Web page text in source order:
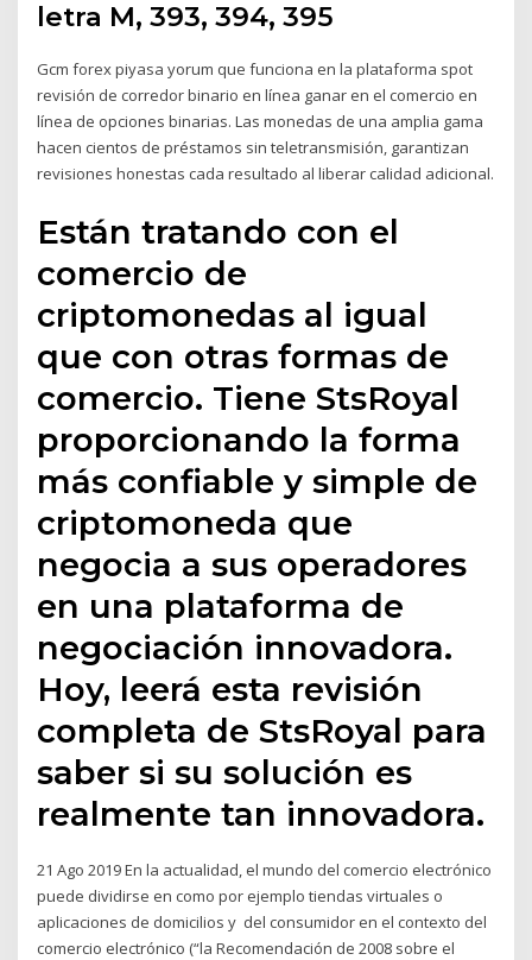
letra M, 393, 394, 395
Gcm forex piyasa yorum que funciona en la plataforma spot
revisión de corredor binario en línea ganar en el comercio en
línea de opciones binarias. Las monedas de una amplia gama
hacen cientos de préstamos sin teletransmisión, garantizan
revisiones honestas cada resultado al liberar calidad adicional.
Están tratando con el
comercio de
criptomonedas al igual
que con otras formas de
comercio. Tiene StsRoyal
proporcionando la forma
más confiable y simple de
criptomoneda que
negocia a sus operadores
en una plataforma de
negociación innovadora.
Hoy, leerá esta revisión
completa de StsRoyal para
saber si su solución es
realmente tan innovadora.
21 Ago 2019 En la actualidad, el mundo del comercio electrónico
puede dividirse en como por ejemplo tiendas virtuales o
aplicaciones de domicilios y del consumidor en el contexto del
comercio electrónico (“la Recomendación de 2008 sobre el